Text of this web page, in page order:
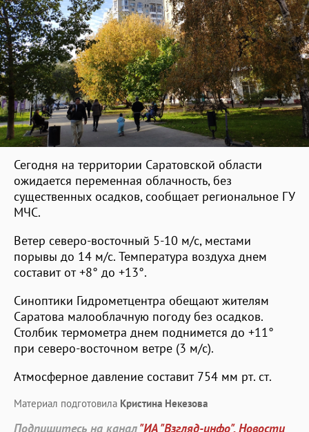
Сегодня на территории Саратовской области
ожидается переменная облачность, без
существенных осадков, сообщает региональное ГУ
МЧС.
Ветер северо-восточный 5-10 м/с, местами
порывы до 14 м/с. Температура воздуха днем
составит от +8° до +13°.
Синоптики Гидрометцентра обещают жителям
Саратова малооблачную погоду без осадков.
Столбик термометра днем поднимется до +11°
при северо-восточном ветре (3 м/с).
Атмосферное давление составит 754 мм рт. ст.
Материал подготовила Кристина Некезова
Подпишитесь на канал"ИА "Взгляд-инфо". Новости